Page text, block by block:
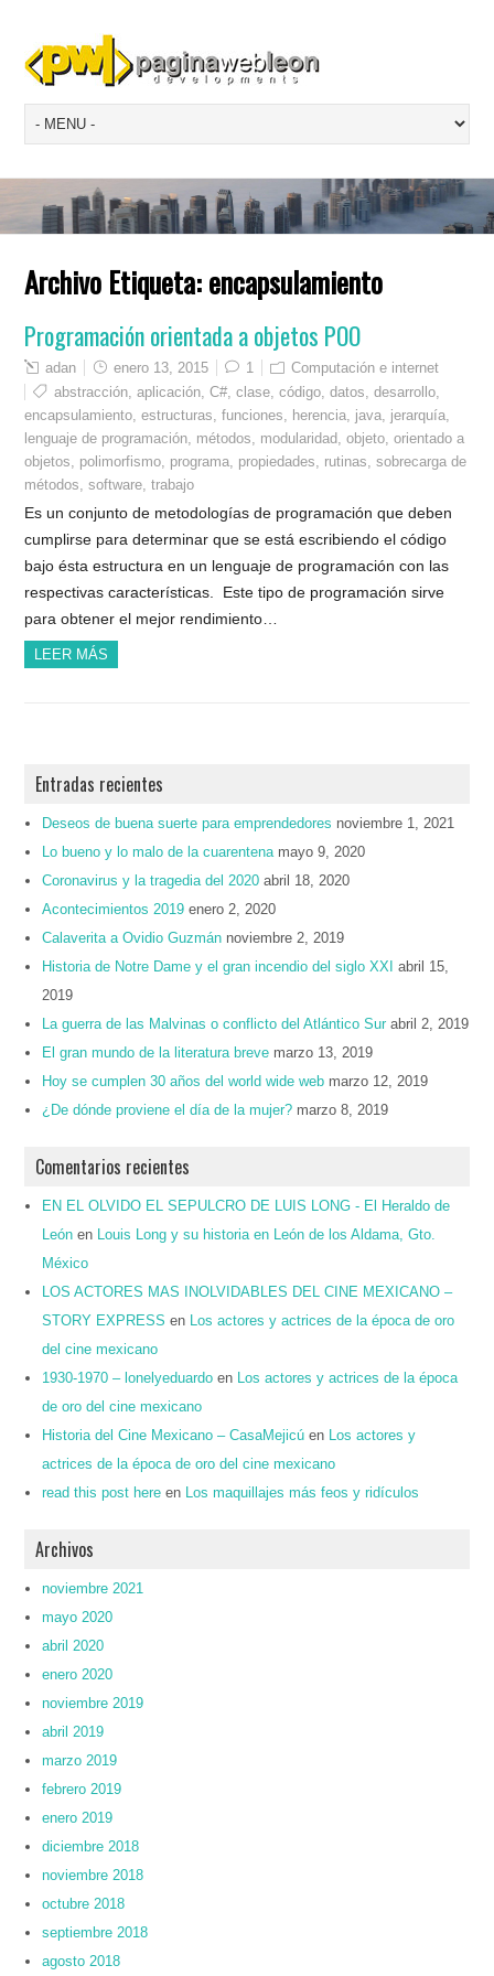
Archivo Etiqueta:encapsulamiento
Programación orientada a objetos POO
adan enero 13, 2015 1
Computación e internet
abstracción ,aplicación ,C# ,clase ,código ,datos ,desarrollo
encapsulamiento ,estructuras ,funciones herencia java jerarquía
lenguaje de programación métodos modularidad ,objeto ,orientado a
objetos
polimorfismo programa propiedades rutinas ,sobrecarga de
métodos ,software ,trabajo
Es un conjunto de metodologías de programación que deben
cumplirse para determinar que se está escribiendo el código
bajo ésta estructura en un lenguaje de programación con las
respectivas características. Este tipo de programación sirve
para obtener el mejor rendimiento…
LEER MÁS
Entradas recientes
Deseos de buena suerte para emprendedores noviembre 1, 2021
Lo bueno y lo malo de la cuarentena mayo 9, 2020
Coronavirus y la tragedia del 2020 abril 18, 2020
Acontecimientos 2019 enero 2, 2020
Calaverita a Ovidio Guzmán noviembre 2, 2019
Historia de Notre Dame y el gran incendio del siglo XXI
abril 15,
2019
La guerra de las Malvinas o conflicto del Atlántico Sur abril 2, 2019
El gran mundo de la literatura breve marzo 13, 2019
Hoy se cumplen 30 años del world wide web marzo 12, 2019
¿De dónde proviene el día de la mujer? marzo 8, 2019
Comentarios recientes
EN EL OLVIDO EL SEPULCRO DE LUIS LONG - El Heraldo de
León en
Louis Long y su historia en León de los Aldama, Gto.
México
LOS ACTORES MAS INOLVIDABLES DEL CINE MEXICANO –
STORY EXPRESS en
Los actores y actrices de la época de oro
del cine mexicano
1930-1970 – lonelyeduardo en
Los actores y actrices de la época
de oro del cine mexicano
Historia del Cine Mexicano – CasaMejicú en
Los actores y
actrices de la época de oro del cine mexicano
read this post here en Los maquillajes más feos y ridículos
Archivos
noviembre 2021
mayo 2020
abril 2020
enero 2020
noviembre 2019
abril 2019
marzo 2019
febrero 2019
enero 2019
diciembre 2018
noviembre 2018
octubre 2018
septiembre 2018
agosto 2018